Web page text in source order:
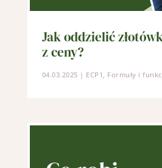
Jak oddzielić
z ceny?
04.03.2025 | ECP1 Formuły i